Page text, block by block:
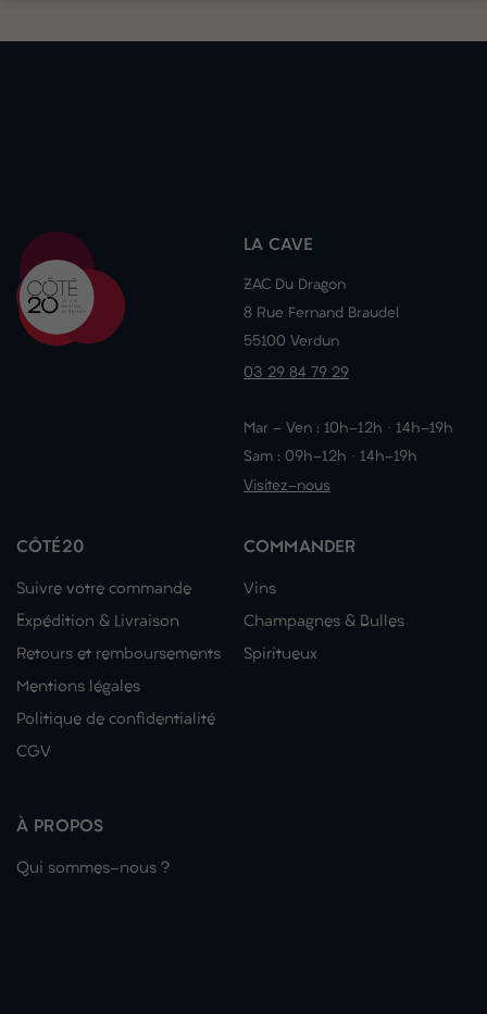
LA CAVE
ZAC Du Dragon
8 Rue Fernand Braudel
55100 Verdun
03 29 84 79 29
Mar - Ven : 10h-12h · 14h-19h
Sam : 09h-12h · 14h-19h
Visitez-nous
CÔTÉ20
Suivre votre commande
Expédition & Livraison
Retours et remboursements
Mentions légales
Politique de confidentialité
CGV
COMMANDER
Vins
Champagnes & Bulles
Spiritueux
À PROPOS
Qui sommes-nous ?